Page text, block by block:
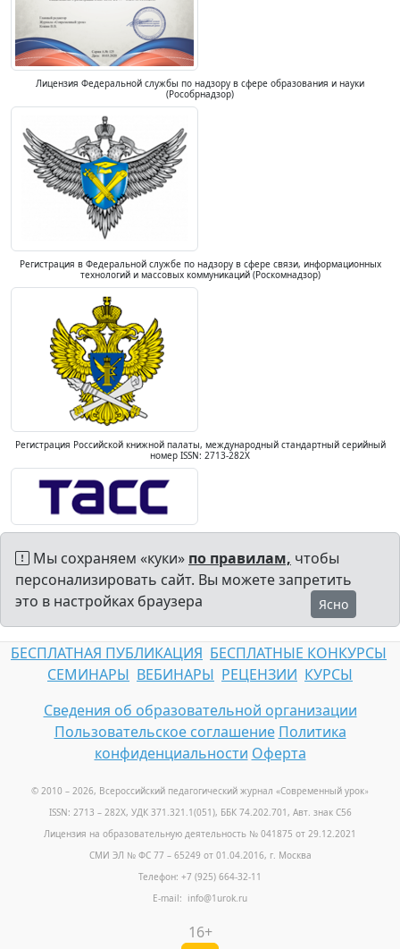
Лицензия Федеральной службы по надзору в сфере образования и науки
(Рособрнадзор)
Регистрация в Федеральной службе по надзору в сфере связи, информационных
технологий и массовых коммуникаций (Роскомнадзор)
Регистрация Российской книжной палаты, международный стандартный серийный
номер ISSN: 2713-282X
Мы сохраняем «куки» по правилам, чтобы
персонализировать сайт. Вы можете запретить
это в настройках браузера
Ясно
БЕСПЛАТНАЯ ПУБЛИКАЦИЯ БЕСПЛАТНЫЕ КОНКУРСЫ
СЕМИНАРЫ ВЕБИНАРЫ РЕЦЕНЗИИ КУРСЫ
Сведения об образовательной организации
Пользовательское соглашение Политика
конфиденциальности Оферта
© 2010 – 2026, Всероссийский педагогический журнал «Современный урок»
ISSN: 2713 – 282X, УДК 371.321.1(051), ББК 74.202.701, Авт. знак С56
Лицензия на образовательную деятельность № 041875 от 29.12.2021
СМИ ЭЛ № ФС 77 – 65249 от 01.04.2016, г. Москва
Телефон: +7 (925) 664-32-11
E-mail: info@1urok.ru
16+